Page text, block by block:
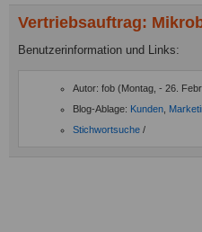
Vertriebsauftrag:
Benutzerinformation und Links:
Autor: fob (Montag, - 26.
Blog-Ablage: Kunden
Stichwortsuche /